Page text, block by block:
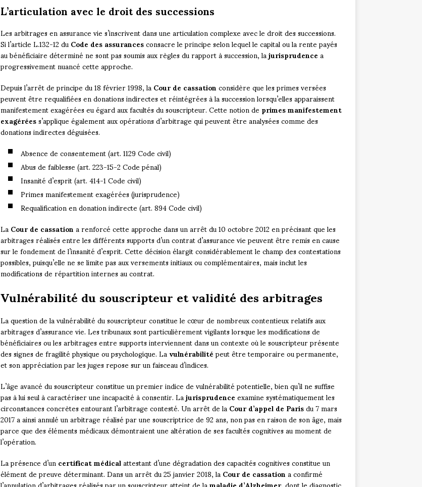
L’articulation avec le droit des successions
Les arbitrages en assurance vie s’inscrivent dans une articulation complexe avec le droit des successions.
Si l’article L.132-12 duCode des assurancesconsacre le principe selon lequel le capital ou la rente payés
au bénéficiaire déterminé ne sont pas soumis aux règles du rapport à succession, lajurisprudencea
progressivement nuancé cette approche.
Depuis l’arrêt de principe du 18 février 1998, laCour de cassationconsidère que les primes versées
peuvent être requalifiées en donations indirectes et réintégrées à la succession lorsqu’elles apparaissent
manifestement exagérées eu égard aux facultés du souscripteur. Cette notion deprimes manifestement
exagéréess’applique également aux opérations d’arbitrage qui peuvent être analysées comme des
donations indirectes déguisées.
Absence de consentement (art. 1129 Code civil)
Abus de faiblesse (art. 223-15-2 Code pénal)
Insanité d’esprit (art. 414-1 Code civil)
Primes manifestement exagérées (jurisprudence)
Requalification en donation indirecte (art. 894 Code civil)
LaCour de cassationa renforcé cette approche dans un arrêt du 10 octobre 2012 en précisant que les
arbitrages réalisés entre les différents supports d’un contrat d’assurance vie peuvent être remis en cause
sur le fondement de l’insanité d’esprit. Cette décision élargit considérablement le champ des contestations
possibles, puisqu’elle ne se limite pas aux versements initiaux ou complémentaires, mais inclut les
modifications de répartition internes au contrat.
Vulnérabilité du souscripteur et validité des arbitrages
La question de la vulnérabilité du souscripteur constitue le cœur de nombreux contentieux relatifs aux
arbitrages d’assurance vie. Les tribunaux sont particulièrement vigilants lorsque les modifications de
bénéficiaires ou les arbitrages entre supports interviennent dans un contexte où le souscripteur présente
des signes de fragilité physique ou psychologique. Lavulnérabilitépeut être temporaire ou permanente,
et son appréciation par les juges repose sur un faisceau d’indices.
L’âge avancé du souscripteur constitue un premier indice de vulnérabilité potentielle, bien qu’il ne suffise
pas à lui seul à caractériser une incapacité à consentir. Lajurisprudenceexamine systématiquement les
circonstances concrètes entourant l’arbitrage contesté. Un arrêt de laCour d’appel de Parisdu 7 mars
2017 a ainsi annulé un arbitrage réalisé par une souscriptrice de 92 ans, non pas en raison de son âge, mais
parce que des éléments médicaux démontraient une altération de ses facultés cognitives au moment de
l’opération.
La présence d’uncertificat médicalattestant d’une dégradation des capacités cognitives constitue un
élément de preuve déterminant. Dans un arrêt du 25 janvier 2018, laCour de cassationa confirmé